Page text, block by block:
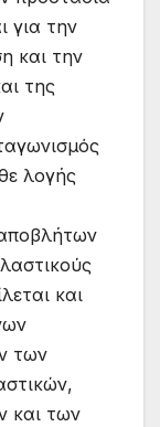
για την
και την
της
λογής
και
των
και των